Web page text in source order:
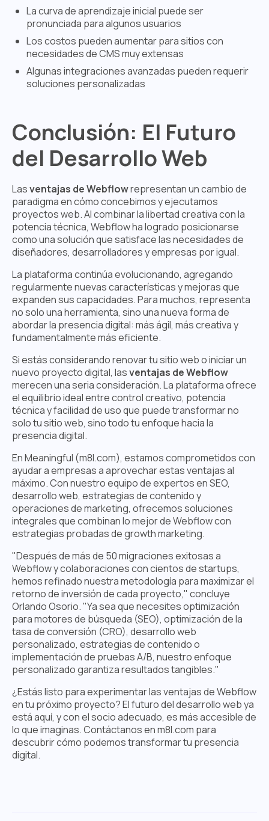
La curva de aprendizaje inicial puede ser
pronunciada para algunos usuarios
Los costos pueden aumentar para sitios con
necesidades de CMS muy extensas
Algunas integraciones avanzadas pueden requerir
soluciones personalizadas
Conclusión: El Futuro
del Desarrollo Web
Lasventajas de Webflowrepresentan un cambio de
paradigma en cómo concebimos y ejecutamos
proyectos web. Al combinar la libertad creativa con la
potencia técnica, Webflow ha logrado posicionarse
como una solución que satisface las necesidades de
diseñadores, desarrolladores y empresas por igual.
La plataforma continúa evolucionando, agregando
regularmente nuevas características y mejoras que
expanden sus capacidades. Para muchos, representa
no solo una herramienta, sino una nueva forma de
abordar la presencia digital: más ágil, más creativa y
fundamentalmente más eficiente.
Si estás considerando renovar tu sitio web o iniciar un
nuevo proyecto digital, lasventajas de Webflow
merecen una seria consideración. La plataforma ofrece
el equilibrio ideal entre control creativo, potencia
técnica y facilidad de uso que puede transformar no
solo tu sitio web, sino todo tu enfoque hacia la
presencia digital.
En Meaningful (m8l.com), estamos comprometidos con
ayudar a empresas a aprovechar estas ventajas al
máximo. Con nuestro equipo de expertos en SEO,
desarrollo web, estrategias de contenido y
operaciones de marketing, ofrecemos soluciones
integrales que combinan lo mejor de Webflow con
estrategias probadas de growth marketing.
"Después de más de 50 migraciones exitosas a
Webflow y colaboraciones con cientos de startups,
hemos refinado nuestra metodología para maximizar el
retorno de inversión de cada proyecto," concluye
Orlando Osorio. "Ya sea que necesites optimización
para motores de búsqueda (SEO), optimización de la
tasa de conversión (CRO), desarrollo web
personalizado, estrategias de contenido o
implementación de pruebas A/B, nuestro enfoque
personalizado garantiza resultados tangibles."
¿Estás listo para experimentar las ventajas de Webflow
en tu próximo proyecto? El futuro del desarrollo web ya
está aquí, y con el socio adecuado, es más accesible de
lo que imaginas. Contáctanos en m8l.com para
descubrir cómo podemos transformar tu presencia
digital.